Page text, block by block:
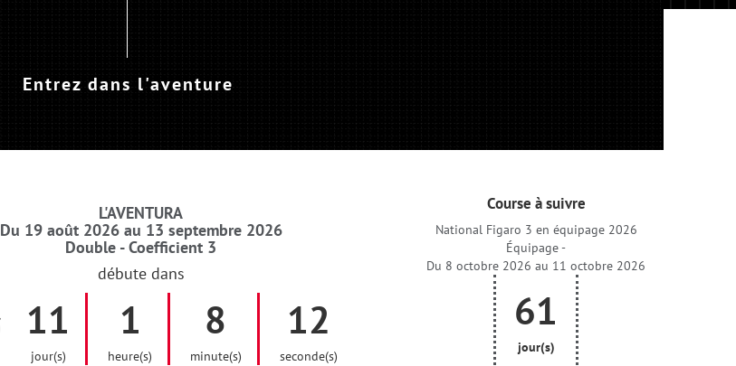
Entrez dans l'aventure
L'AVENTURA
Du 19 août 2026 au 13 septembre 2026
Double - Coefficient 3
débute dans
11
jour(s)
1
heure(s)
8
minute(s)
11
seconde(s)
Course à suivre
National Figaro 3 en équipage 2026
Équipage -
Du 8 octobre 2026 au 11 octobre 2026
61
jour(s)